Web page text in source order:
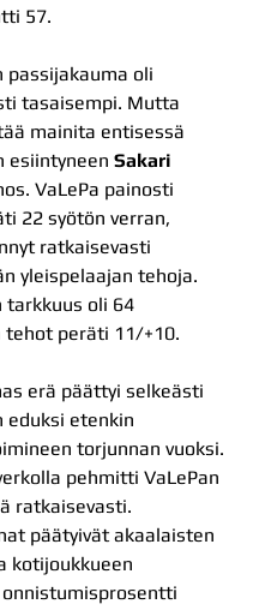
57.
passijakauma oli
tasaisempi. Mutta
mainita entisessä
esiintyneen Sakari
VaLePa painosti
22 syötön verran,
ratkaisevasti
yleispelaajan tehoja.
tarkkuus oli 64
tehot peräti 11/+10.
erä päättyi selkeästi
eduksi etenkin
torjunnan vuoksi.
pehmitti VaLePan
ratkaisevasti.
päätyivät akaalaisten
kotijoukkueen
onnistumisprosentti